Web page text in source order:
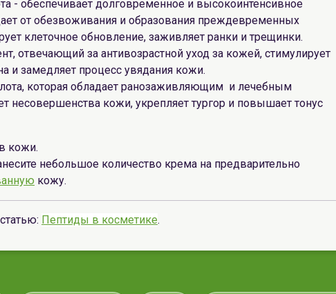
- обеспечивает долговременное и высокоинтенсивное
от обезвоживания и образования преждевременных
клеточное обновление, заживляет ранки и трещинки.
отвечающий за антивозрастной уход за кожей, стимулирует
и замедляет процесс увядания кожи.
которая обладает ранозаживляющим и лечебным
несовершенства кожи, укрепляет тургор и повышает тонус
кожи.
небольшое количество крема на предварительно
кожу.
Пептиды в косметике.